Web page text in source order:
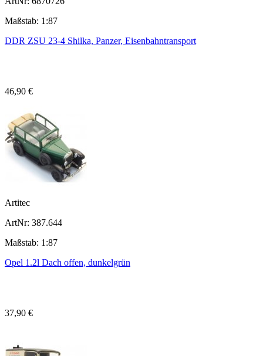
Maßstab: 1:87
DDR ZSU 23-4 Shilka, Panzer, Eisenbahntransport
46,90 €
Artitec
ArtNr: 387.644
Maßstab: 1:87
Opel 1.2l Dach offen, dunkelgrün
37,90 €